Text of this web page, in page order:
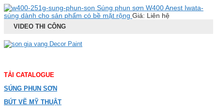
Súng phun sơn W400 Anest Iwata-
súng dành cho sản phẩm có bề mặt rộng Giá: Liên hệ
VIDEO THI CÔNG
TẢI CATALOGUE
SÚNG PHUN SƠN
BÚT VẼ MỸ THUẬT